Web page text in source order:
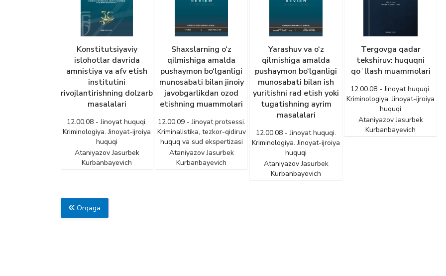
Konstitutsiyaviy
islohotlar davrida
amnistiya va afv etish
institutini
rivojlantirishning dolzarb
masalalari
12.00.08 - Jinoyat huquqi.
Kriminologiya. Jinoyat-ijroiya
huquqi
Ataniyazov Jasurbek
Kurbanbayevich
Shaxslarning o‘z
qilmishiga amalda
pushaymon bo‘lganligi
munosabati bilan jinoiy
javobgarlikdan ozod
etishning muammolari
12.00.09 - Jinoyat protsessi.
Kriminalistika, tezkor-qidiruv
huquq va sud ekspertizasi
Ataniyazov Jasurbek
Kurbanbayevich
Yarashuv va o‘z
qilmishiga amalda
pushaymon bo‘lganligi
munosabati bilan ish
yuritishni rad etish yoki
tugatishning ayrim
masalalari
12.00.08 - Jinoyat huquqi.
Kriminologiya. Jinoyat-ijroiya
huquqi
Ataniyazov Jasurbek
Kurbanbayevich
Tergovga qadar
tekshiruv: huquqni
qoʻllash muammolari
12.00.08 - Jinoyat huquqi.
Kriminologiya. Jinoyat-ijroiya
huquqi
Ataniyazov Jasurbek
Kurbanbayevich
Orqaga